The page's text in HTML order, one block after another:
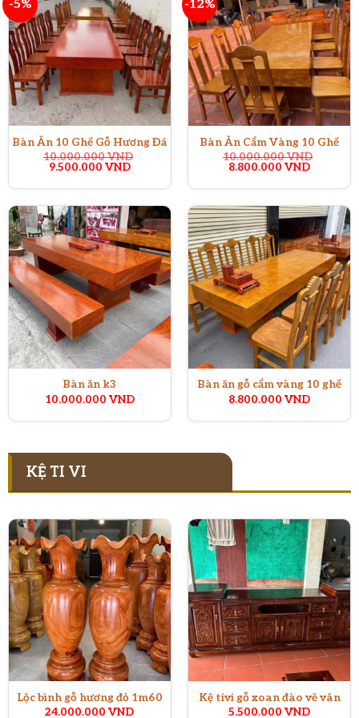
-5%
Bàn Ăn 10 Ghế Gỗ Hương Đá
10.000.000VND
Giá
là:
9.500.000 VNDGiá
tại
9.500.000 VND.
-12%
Bàn Ăn Cẩm Vàng 10 Ghế
10.000.000VND
Giá
là:
8.800.000VNDGiá
tại
Bàn ăn k3
10.000.000 VND
Bàn ăn gỗ cẩm vàng 10 ghế
8.800.000VND
KỆ TI VI
Lộc bình gỗ hương đỏ 1m60
24.000.000VND
Kệ tivi gỗ xoan đào vẽ vân
5.500.000VND